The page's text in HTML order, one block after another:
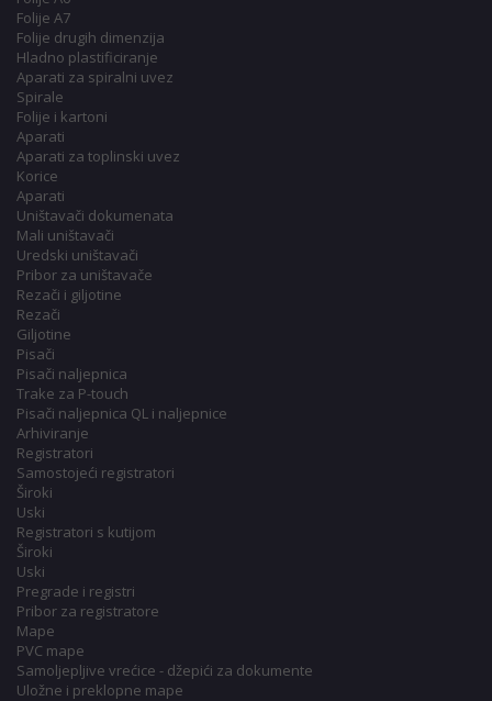
Folije A7
Folije drugih dimenzija
Hladno plastificiranje
Aparati za spiralni uvez
Spirale
Folije i kartoni
Aparati
Aparati za toplinski uvez
Korice
Aparati
Uništavači dokumenata
Mali uništavači
Uredski uništavači
Pribor za uništavače
Rezači i giljotine
Rezači
Giljotine
Pisači
Pisači naljepnica
Trake za P-touch
Pisači naljepnica QL i naljepnice
Arhiviranje
Registratori
Samostojeći registratori
Široki
Uski
Registratori s kutijom
Široki
Uski
Pregrade i registri
Pribor za registratore
Mape
PVC mape
Samoljepljive vrećice - džepići za dokumente
Uložne i preklopne mape